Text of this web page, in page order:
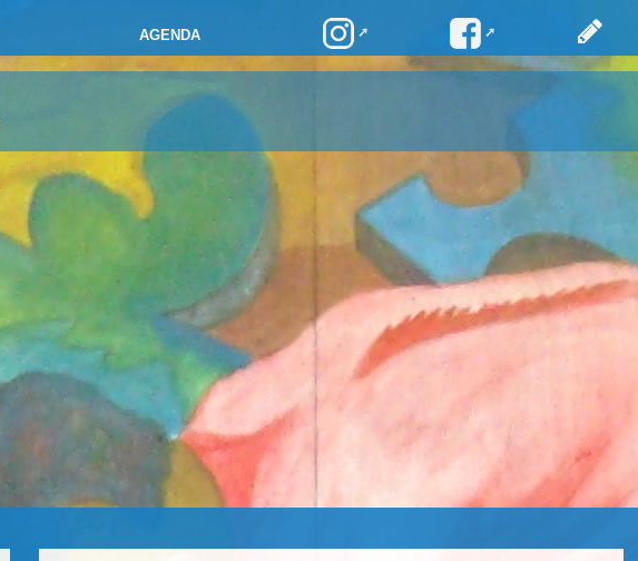
AGENDA